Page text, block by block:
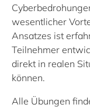
wesentlicher
Ansatzes ist
Teilnehmer
direkt in realen
können.
Alle Übungen